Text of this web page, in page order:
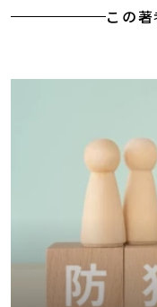
この